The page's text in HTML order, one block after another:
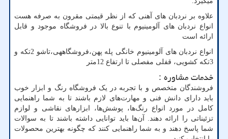
علاوه بر نردبان های آهنی که از نظر قیمتی مقرون به صرفه هست
انواع نردبان های آلومینیوم با تنوع بالا در فروشگاه موجود و قابل
ارائه است
انواع نردبان های آلومینیوم خانگی پله پهن،فروشگاههی،تاشو 2تکه و
3تکه کشویی، قفلی مفصلی تا ارتفاع 12متر
خدمات مشاوره:
فروشندگان متخصص و با تجربه در یک فروشگاه رنگ و ابزار خوب
باید دارای دانش فنی و مهارت‌های لازم باشند تا به شما راهنمایی
کامل در مورد انواع رنگ‌ها، پوشش‌ها، ابزارهای نقاشی و لوازم
تزئیناتی را ارائه دهند. آن‌ها باید توانایی داشته باشند تا به سوالات
شما پاسخ دهند و به شما راهنمایی کنند که چگونه بهترین محصولات